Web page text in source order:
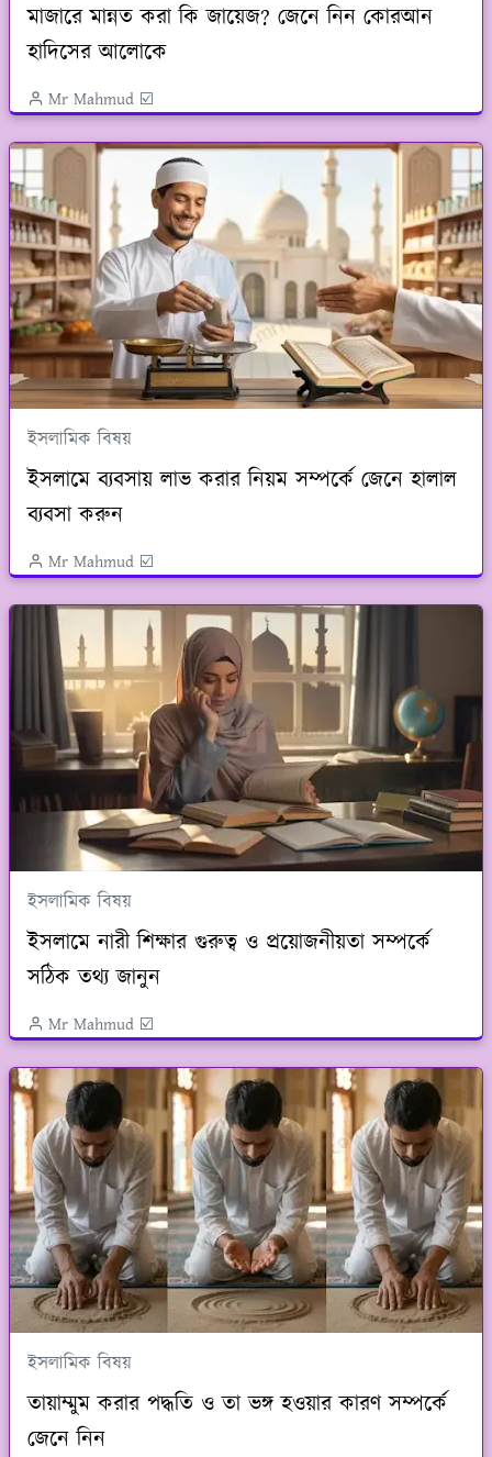
মাজারে মান্নত করা কি জায়েজ? জেনে নিন কোরআন
হাদিসের আলোকে
Mr Mahmud ☑️
ইসলামিক বিষয়
ইসলামে ব্যবসায় লাভ করার নিয়ম সম্পর্কে জেনে হালাল
ব্যবসা করুন
Mr Mahmud ☑️
ইসলামিক বিষয়
ইসলামে নারী শিক্ষার গুরুত্ব ও প্রয়োজনীয়তা সম্পর্কে
সঠিক তথ্য জানুন
Mr Mahmud ☑️
ইসলামিক বিষয়
তায়াম্মুম করার পদ্ধতি ও তা ভঙ্গ হওয়ার কারণ সম্পর্কে
জেনে নিন